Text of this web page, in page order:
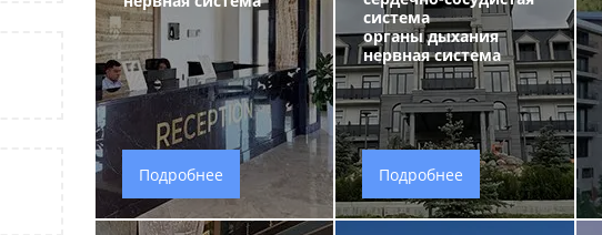
Подробнее
система
органы дыхания
нервная система
Подробнее